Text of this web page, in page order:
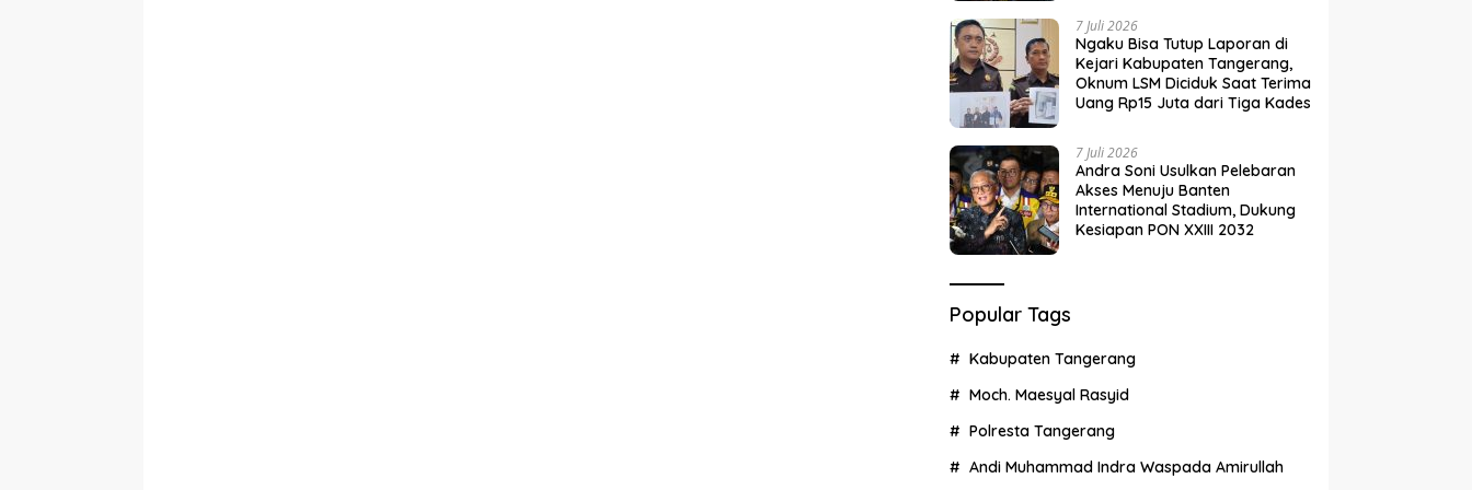
7 Juli 2026
Ngaku Bisa Tutup Laporan di
Kejari Kabupaten Tangerang,
Oknum LSM Diciduk Saat Terima
Uang Rp15 Juta dari Tiga Kades
7 Juli 2026
Andra Soni Usulkan Pelebaran
Akses Menuju Banten
International Stadium, Dukung
Kesiapan PON XXIII 2032
Popular Tags
Kabupaten Tangerang
Moch. Maesyal Rasyid
Polresta Tangerang
Andi Muhammad Indra Waspada Amirullah